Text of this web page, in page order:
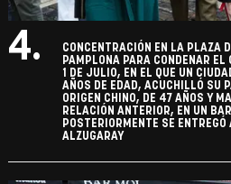
4.
CONCENTRACIÓN EN LA PLAZA
PAMPLONA PARA CONDENAR
1 DE JULIO, EN EL QUE UN
AÑOS DE EDAD, ACUCHILLÓ SU
ORIGEN CHINO, DE 47 AÑOS Y
RELACIÓN ANTERIOR, EN UN
POSTERIORMENTE SE
ALZUGARAY